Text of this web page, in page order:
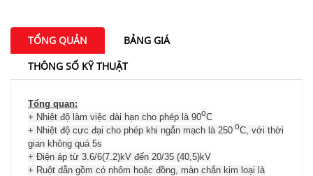
TỔNG QUẢN
BẢNG GIÁ
THÔNG SỐ KỸ THUẬT
Tổng quan:
+ Nhiệt độ làm việc dài hạn cho phép là 90oC
+ Nhiệt độ cực đại cho phép khi ngắn mạch là 250 oC, với thời
gian không quá 5s
+ Điện áp từ 3.6/6(7.2)kV đến 20/35 (40,5)kV
+ Ruột dẫn gồm có nhôm hoặc đồng, màn chắn kim loại là